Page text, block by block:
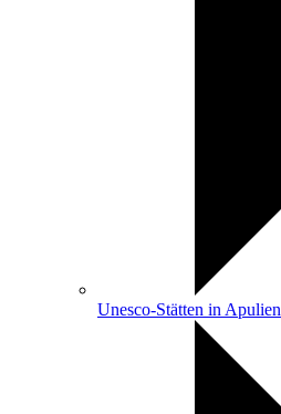
Unesco-Stätten in Apulien